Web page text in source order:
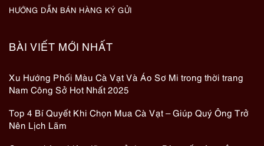
HƯỚNG DẪN BÁN HÀNG KÝ GỬI
BÀI VIẾT MỚI NHẤT
Xu Hướng Phối Màu Cà Vạt Và Áo Sơ Mi trong thời trang
Nam Công Sở Hot Nhất 2025
Top 4 Bí Quyết Khi Chọn Mua Cà Vạt – Giúp Quý Ông Trở
Nên Lịch Lãm